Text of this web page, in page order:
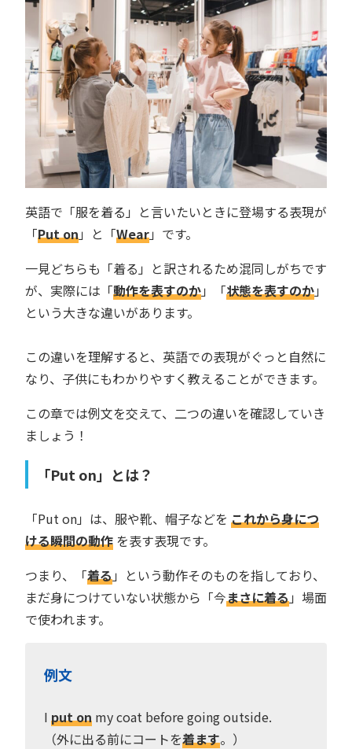
英語で「服を着る」と言いたいときに登場する表現が
「Put on」と「Wear」です。
一見どちらも「着る」と訳されるため混同しがちです
が、実際には「動作を表すのか」「状態を表すのか」
という大きな違いがあります。
この違いを理解すると、英語での表現がぐっと自然に
なり、子供にもわかりやすく教えることができます。
この章では例文を交えて、二つの違いを確認していき
ましょう！
「Put on」とは？
「Put on」は、服や靴、帽子などを これから身につ
ける瞬間の動作 を表す表現です。
つまり、「着る」という動作そのものを指しており、
まだ身につけていない状態から「今まさに着る」場面
で使われます。
例文
I put on my coat before going outside.
（外に出る前にコートを着ます。）